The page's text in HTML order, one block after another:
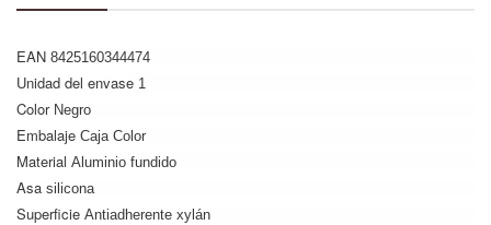
EAN 8425160344474
Unidad del envase 1
Color Negro
Embalaje Caja Color
Material Aluminio fundido
Asa silicona
Superficie Antiadherente xylán